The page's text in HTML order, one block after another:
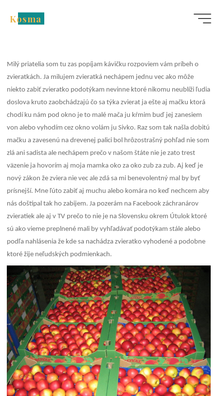
Kosma
vôkol nás
Milý priatelia som tu zas popíjam kávičku rozpoviem vám príbeh o
zvieratkách. Ja milujem zvieratká nechápem jednu vec ako môže
niekto zabiť zvieratko podotýkam nevinne ktoré nikomu neublíži ľudia
doslova kruto zaobchádzajú čo sa týka zvierat ja ešte aj mačku ktorá
chodí ku nám pod okno je to malé mača ju kŕmim buď jej zanesiem
von alebo vyhodím cez okno volám ju Sivko. Raz som tak našla dobitú
mačku a zavesenú na drevenej palici bol hrôzostrašný pohľad nie som
zlá ani sadista ale nechápem prečo v našom štáte nie je zato trest
väzenie ja hovorím aj moja mamka oko za oko zub za zub. Aj keď je
nový zákon že zviera nie vec ale zdá sa mi benevolentný mal by byť
prísnejší. Mne ľúto zabiť aj muchu alebo komára no keď nechcem aby
nás doštípal tak ho zabijem. Ja pozerám na Facebook záchranárov
zvieratiek ale aj v TV prečo to nie je na Slovensku okrem Útulok ktoré
sú ako vieme preplnené mali by vyhľadávať podotýkam stále alebo
podľa nahlásenia že kde sa nachádza zvieratko vyhodené a podobne
ktoré žije neľudských podmienkach.